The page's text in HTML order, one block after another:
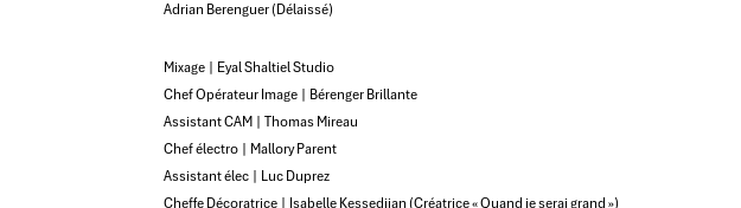
Adrian Berenguer (Délaissé)
Mixage | Eyal Shaltiel Studio
Chef Opérateur Image | Bérenger Brillante
Assistant CAM | Thomas Mireau
Chef électro | Mallory Parent
Assistant élec | Luc Duprez
Cheffe Décoratrice | Isabelle Kessedjian (Créatrice « Quand je serai grand »)